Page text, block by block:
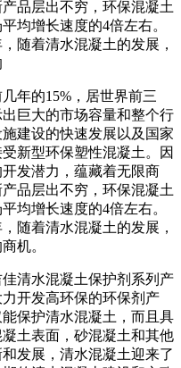
产品层出不穷，环保混凝土
增长速度的4倍左右。
随着清水混凝土的发展，
的15%，居世界前三
示出巨大的市场容量和整个行
施建设的快速发展以及国家
新型环保塑性混凝土。因
发潜力，蕴藏着无限商
品层出不穷，环保混凝土
增长速度的4倍左右。
，随着清水混凝土的发展，
。
清水混凝土保护剂系列产
力开发高环保的环保剂产
护清水混凝土，而且具
土表面，砂混凝土和其他
发展，清水混凝土迎来了